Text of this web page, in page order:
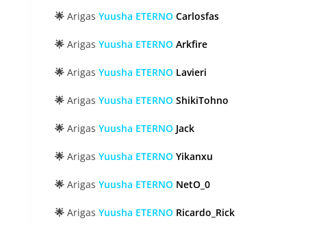
🌟 Arigas Yuusha ETERNO Carlosfas
🌟 Arigas Yuusha ETERNO Arkfire
🌟 Arigas Yuusha ETERNO Lavieri
🌟 Arigas Yuusha ETERNO ShikiTohno
🌟 Arigas Yuusha ETERNO Jack
🌟 Arigas Yuusha ETERNO Yikanxu
🌟 Arigas Yuusha ETERNO NetO_0
🌟 Arigas Yuusha ETERNO Ricardo_Rick